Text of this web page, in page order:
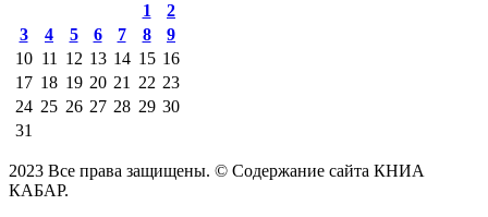
1
2
3
4 5 6 7 8
9
10 11 12 13 14 15 16
17 18 19 20 21 22 23
24 25 26 27 28 29 30
31
2023 Все права защищены. © Содержание сайта КНИА
КАБАР.